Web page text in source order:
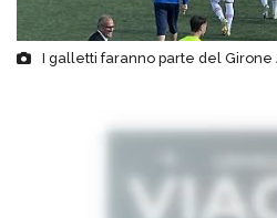
I galletti faranno parte del Girone